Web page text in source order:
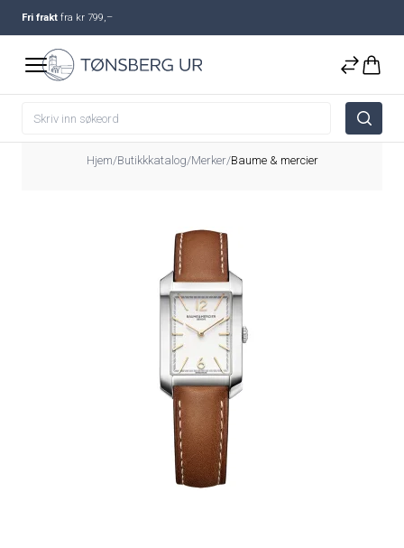
Fri frakt fra kr 799,–
Hjem/Butikkkatalog/Merker/Baume & mercier